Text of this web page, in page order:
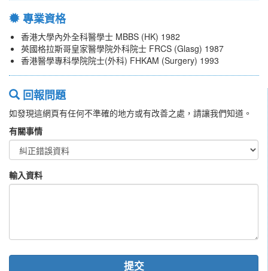
專業資格
香港大學內外全科醫學士 MBBS (HK) 1982
英國格拉斯哥皇家醫學院外科院士 FRCS (Glasg) 1987
香港醫學專科學院院士(外科) FHKAM (Surgery) 1993
回報問題
如發現這網頁有任何不準確的地方或有改善之處，請讓我們知道。
有關事情
輸入資料
提交